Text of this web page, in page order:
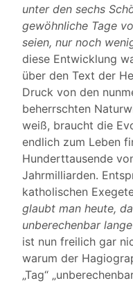
unter den sechs
gewöhnliche Tage
seien, nur noch
diese Entwicklung
über den Text der
Druck von den
beherrschten
weiß, braucht die
endlich zum Leben
Hunderttausende
Jahrmilliarden.
katholischen
glaubt man heute,
unberechenbar
ist nun freilich gar
warum der
„Tag“